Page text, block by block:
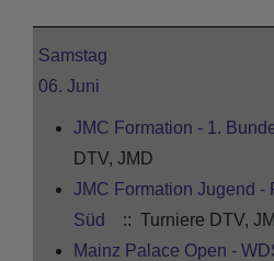
Samstag
06. Juni
JMC Formation - 1.
DTV, JMD
JMC Formation Jugend -
Süd
:: Turniere DTV,
Mainz Palace Open -